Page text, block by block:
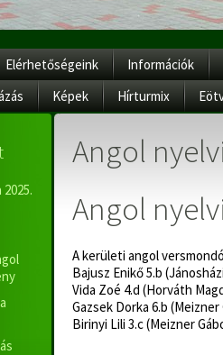
Elérhetőségeink Információk
Képek Hírturmix
Angol
Angol
A kerületi angol
Bajusz Enikő 5.b
Vida Zoé 4.d (Horváth
Gazsek Dorka 6.b
Birinyi Lili 3.c (Meizner